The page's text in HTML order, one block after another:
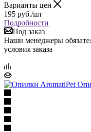
Варианты цен
195 руб./шт
Подробности
Под заказ
Наши менеджеры
условия заказа